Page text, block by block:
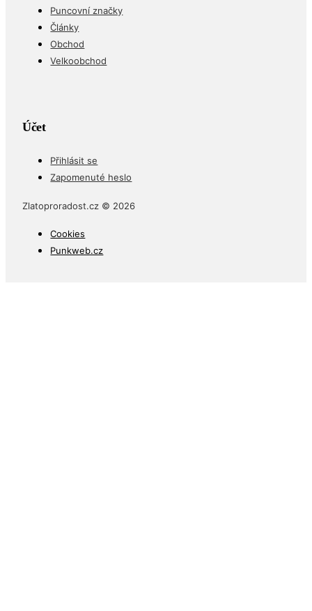
Puncovní značky
Články
Obchod
Velkoobchod
Účet
Přihlásit se
Zapomenuté heslo
Zlatoproradost.cz © 2026
Cookies
Punkweb.cz